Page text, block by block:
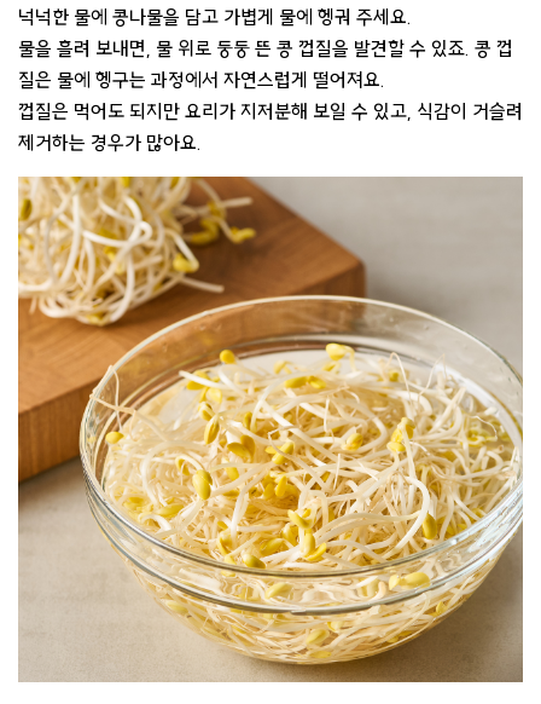
넉넉한 물에 콩나물을 담고 가볍게 물에 헹궈 주세요.
물을 흘려 보내면, 물 위로 둥둥 뜬 콩 껍질을 발견할 수 있죠. 콩 껍
질은 물에 헹구는 과정에서 자연스럽게 떨어져요.
껍질은 먹어도 되지만 요리가 지저분해 보일 수 있고, 식감이 거슬려
제거하는 경우가 많아요.